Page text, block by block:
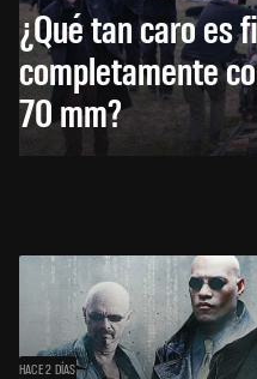
¿Qué tan caro es
completamente
70 mm?
HACE 2 DÍAS